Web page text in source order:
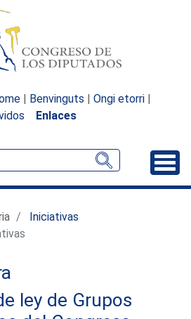
| Benvinguts | Ongi etorri |
Enlaces
Iniciativas
ley de Grupos